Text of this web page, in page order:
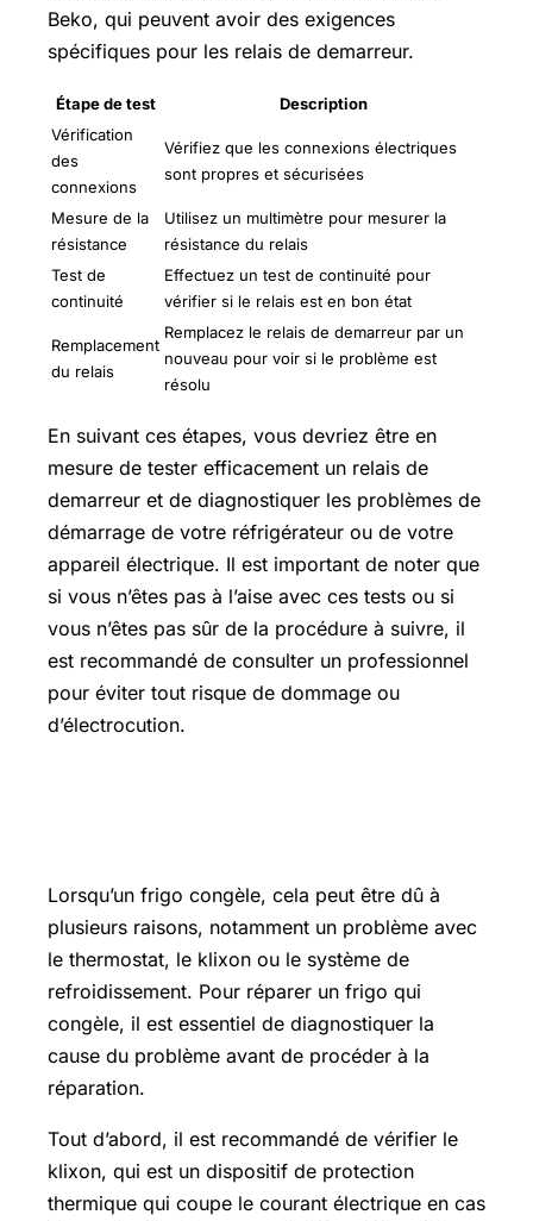
Beko, qui peuvent avoir des exigences
spécifiques pour les relais de demarreur.
Étape de test
Description
Vérification
des
connexions
Vérifiez que les connexions électriques
sont propres et sécurisées
Mesure de la
résistance
Utilisez un multimètre pour mesurer la
résistance du relais
Test de
continuité
Effectuez un test de continuité pour
vérifier si le relais est en bon état
Remplacement
du relais
Remplacez le relais de demarreur par un
nouveau pour voir si le problème est
résolu
En suivant ces étapes, vous devriez être en
mesure de tester efficacement un relais de
demarreur et de diagnostiquer les problèmes de
démarrage de votre réfrigérateur ou de votre
appareil électrique. Il est important de noter que
si vous n’êtes pas à l’aise avec ces tests ou si
vous n’êtes pas sûr de la procédure à suivre, il
est recommandé de consulter un professionnel
pour éviter tout risque de dommage ou
d’électrocution.
Lorsqu’un frigo congèle, cela peut être dû à
plusieurs raisons, notamment un problème avec
le thermostat, le klixon ou le système de
refroidissement. Pour réparer un frigo qui
congèle, il est essentiel de diagnostiquer la
cause du problème avant de procéder à la
réparation.
Tout d’abord, il est recommandé de vérifier le
klixon, qui est un dispositif de protection
thermique qui coupe le courant électrique en cas